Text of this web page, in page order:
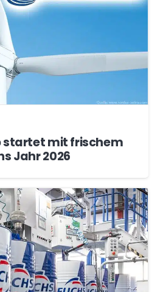
startet mit frischem
Jahr 2026